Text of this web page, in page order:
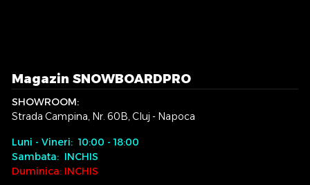
Magazin SNOWBOARDPRO
SHOWROOM:
Strada Campina, Nr. 60B, Cluj - Napoca
Luni - Vineri: 10:00 - 18:00
Sambata: INCHIS
Duminica: INCHIS